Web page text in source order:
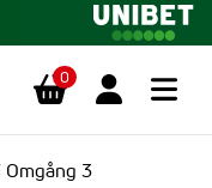
0
3